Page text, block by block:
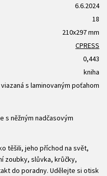
6.6.2024
18
210x297 mm
CPRESS
0,443
kniha
viazaná s laminovaným poťahom
s něžným nadčasovým
těšili, jeho příchod na svět,
zoubky, slůvka, krůčky,
do poradny. Udělejte si otisk